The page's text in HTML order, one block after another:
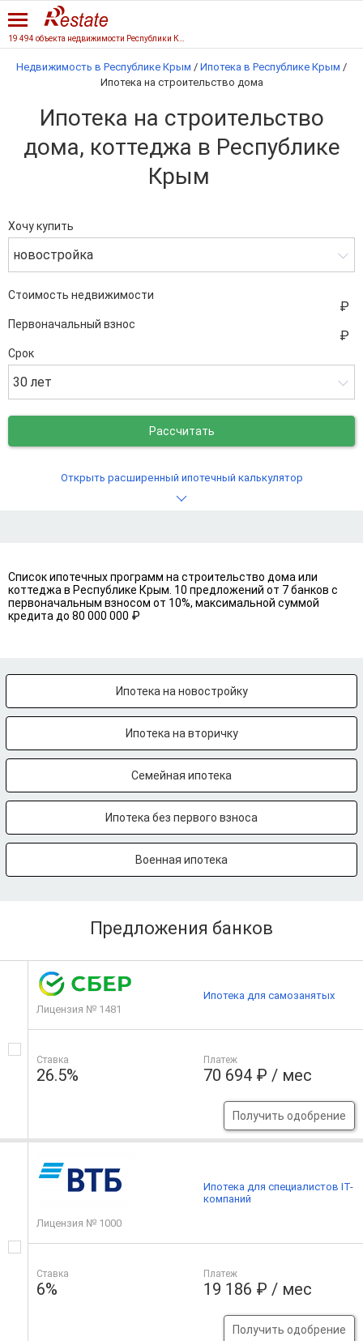
Недвижимость в Республике Крым / Ипотека в Республике Крым /
Ипотека на строительство дома
Ипотека на строительство
дома, коттеджа в Республике
Крым
Хочу купить
новостройка
Стоимость недвижимости
Первоначальный взнос
Срок
30 лет
Рассчитать
Открыть расширенный ипотечный калькулятор
Список ипотечных программ на строительство дома или
коттеджа в Республике Крым. 10 предложений от 7 банков с
первоначальным взносом от 10%, максимальной суммой
кредита до 80 000 000 ₽
Ипотека на новостройку
Ипотека на вторичку
Семейная ипотека
Ипотека без первого взноса
Военная ипотека
Предложения банков
Лицензия № 1481
Ставка
26.5%
Платеж
70 694 ₽ / мес
Получить одобрение
Ипотека для самозанятых
Лицензия № 1000
Ставка
6%
Платеж
19 186 ₽ / мес
Получить одобрение
Ипотека для специалистов IT-
компаний